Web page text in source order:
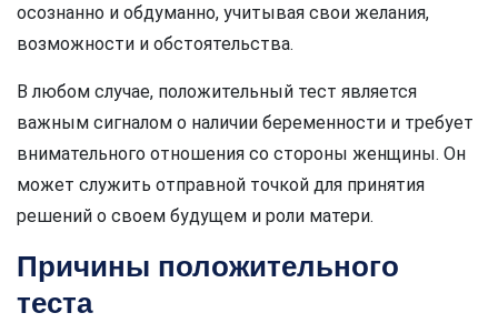
осознанно и обдуманно, учитывая свои желания,
возможности и обстоятельства.
В любом случае, положительный тест является
важным сигналом о наличии беременности и требует
внимательного отношения со стороны женщины. Он
может служить отправной точкой для принятия
решений о своем будущем и роли матери.
Причины положительного
теста